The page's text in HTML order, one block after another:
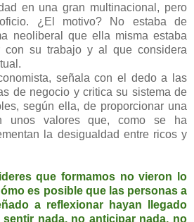
en una gran multinacional, pero
¿El motivo? No estaba de
neoliberal que ella misma estaba
con su trabajo y al que considera
señala con el dedo a las
de negocio y critica su sistema de
según ella, de proporcionar una
unos valores que, como se ha
la desigualdad entre ricos y
que formamos no vieron lo
es posible que las personas a
a reflexionar hayan llegado
nada, no anticipar nada, no